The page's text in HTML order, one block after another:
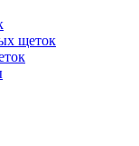
щеток